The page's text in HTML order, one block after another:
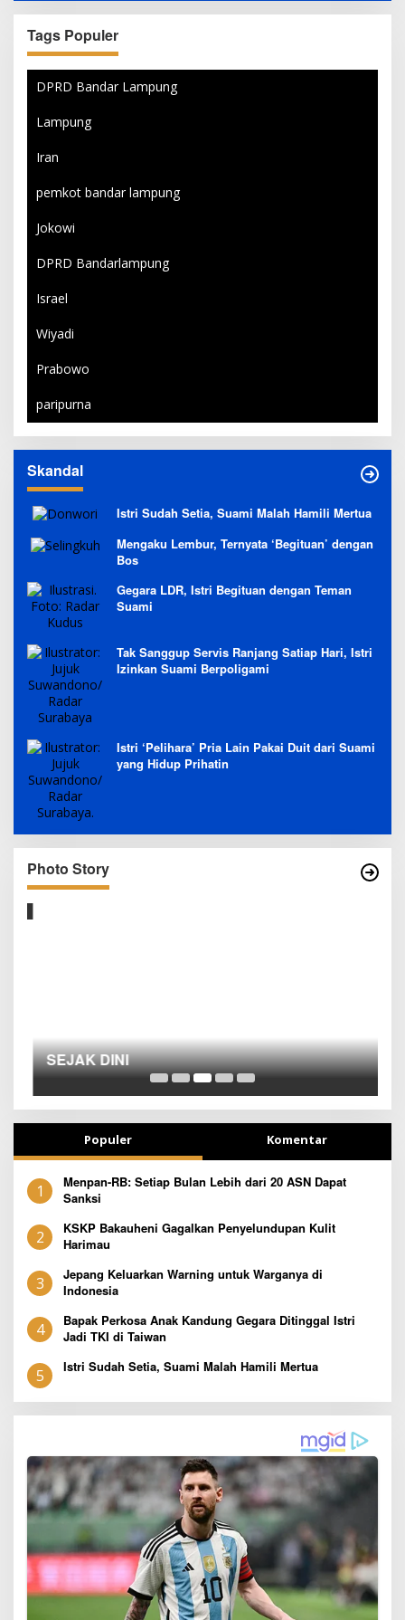
Tags Populer
DPRD Bandar Lampung
Lampung
Iran
pemkot bandar lampung
Jokowi
DPRD Bandarlampung
Israel
Wiyadi
Prabowo
paripurna
Skandal
Istri Sudah Setia, Suami Malah Hamili Mertua
Mengaku Lembur, Ternyata ‘Begituan’ dengan
Bos
Gegara LDR, Istri Begituan dengan Teman
Suami
Tak Sanggup Servis Ranjang Satiap Hari, Istri
Izinkan Suami Berpoligami
Istri ‘Pelihara’ Pria Lain Pakai Duit dari Suami
yang Hidup Prihatin
Photo Story
SEJAK DINI
Populer Komentar
1
Menpan-RB: Setiap Bulan Lebih dari 20 ASN Dapat
Sanksi
2
KSKP Bakauheni Gagalkan Penyelundupan Kulit
Harimau
3
Jepang Keluarkan Warning untuk Warganya di
Indonesia
4
Bapak Perkosa Anak Kandung Gegara Ditinggal Istri
Jadi TKI di Taiwan
5 Istri Sudah Setia, Suami Malah Hamili Mertua